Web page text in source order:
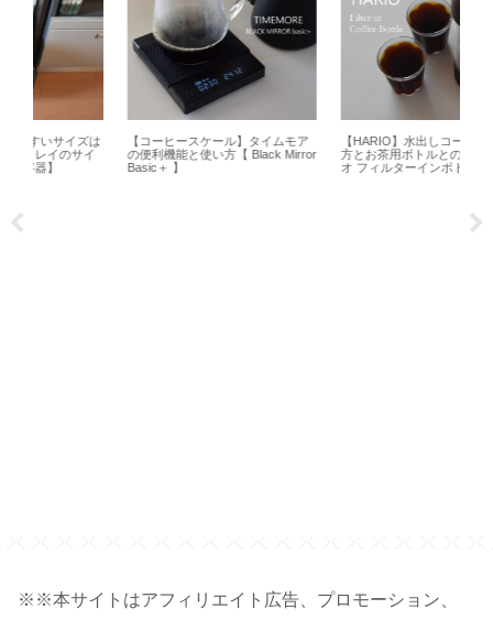
【コーヒースケール】タイムモア
の便利機能と使い方【 Black Mirror
Basic＋ 】
【HARIO】水出しコーヒーの作り
方とお茶用ボトルとの違い【ハリ
オ フィルターインボトル】
※※本サイトはアフィリエイト広告、プロモーション、